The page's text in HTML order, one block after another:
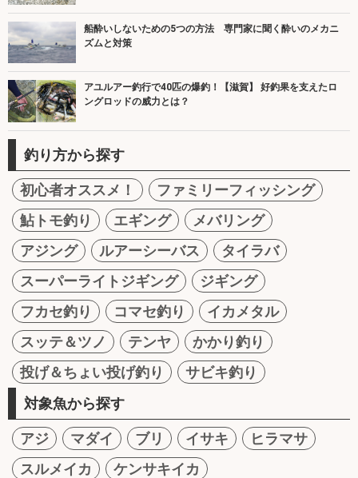
船酔いしないための5つの方法 専門家に聞く酔いのメカニ
ズムと対策
アユルアー釣行で40匹の爆釣！【滋賀】 好釣果を支えたロ
ングロッドの威力とは？
釣り方から探す
初心者オススメ！
ファミリーフィッシング
鮎トモ釣り
エギング
メバリング
アジング
ルアーシーバス
タイラバ
スーパーライトジギング
ジギング
フカセ釣り
コマセ釣り
イカメタル
スッテ＆ツノ
テンヤ
かかり釣り
投げ＆ちょい投げ釣り
サビキ釣り
対象魚から探す
アジ マダイ ブリ イサキ
ヒラマサ
スルメイカ
ケンサキイカ